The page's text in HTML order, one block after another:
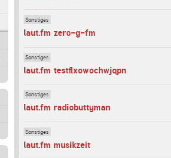
Sonstiges
laut.fm zero-g-fm
Sonstiges
laut.fm testflxowochwjqpn
Sonstiges
laut.fm radiobuttyman
Sonstiges
laut.fm musikzeit